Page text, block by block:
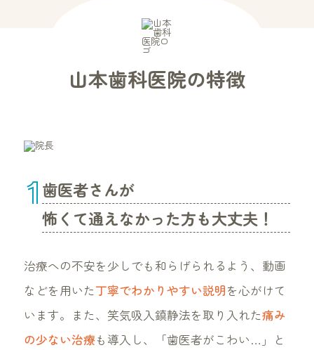
山本歯科医院の特徴
1歯医者さんが
怖くて通えなかった方も大丈夫！
治療への不安を少しでも和らげられるよう、動画
などを用いた丁寧でわかりやすい説明を心がけて
います。また、笑気吸入鎮静法を取り入れた痛み
の少ない治療も導入し、「歯医者がこわい…」と